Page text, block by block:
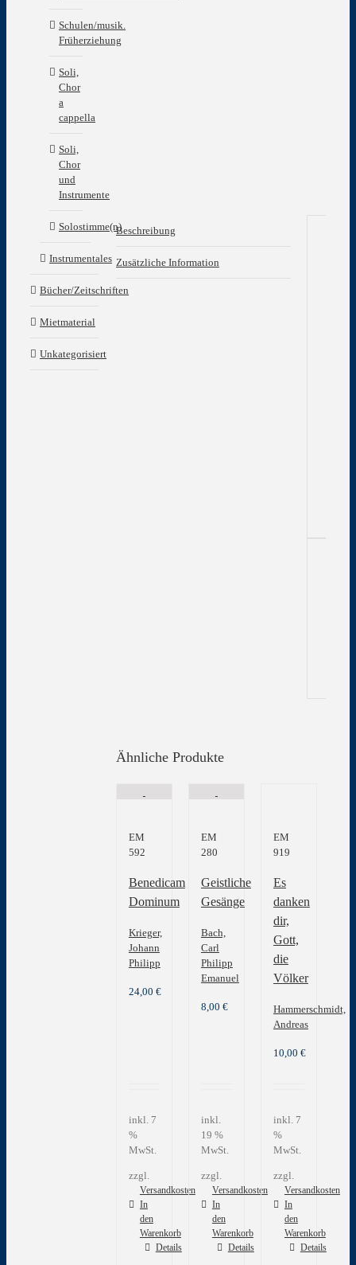
Beschreibung
Zusätzliche Information
Ähnliche Produkte
EM
592
Benedicam
Dominum
Krieger,
Johann
Philipp
24,00 €
inkl. 7
%
MwSt.
zzgl.
Versandkosten
In
den
Warenkorb
Details
EM
280
Geistliche
Gesänge
Bach,
Carl
Philipp
Emanuel
8,00 €
inkl.
19 %
MwSt.
zzgl.
Versandkosten
In
den
Warenkorb
Details
EM
919
Es
danken
dir,
Gott,
die
Völker
Hammerschmidt,
Andreas
10,00 €
inkl. 7
%
MwSt.
zzgl.
Versandkosten
In
den
Warenkorb
Details
Schulen/musik.
Früherziehung
Soli,
Chor
a
cappella
Soli,
Chor
und
Instrumente
Solostimme(n)
Instrumentales
Bücher/Zeitschriften
Mietmaterial
Unkategorisiert